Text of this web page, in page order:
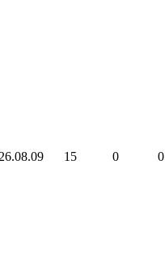
26.08.09 15 0 0